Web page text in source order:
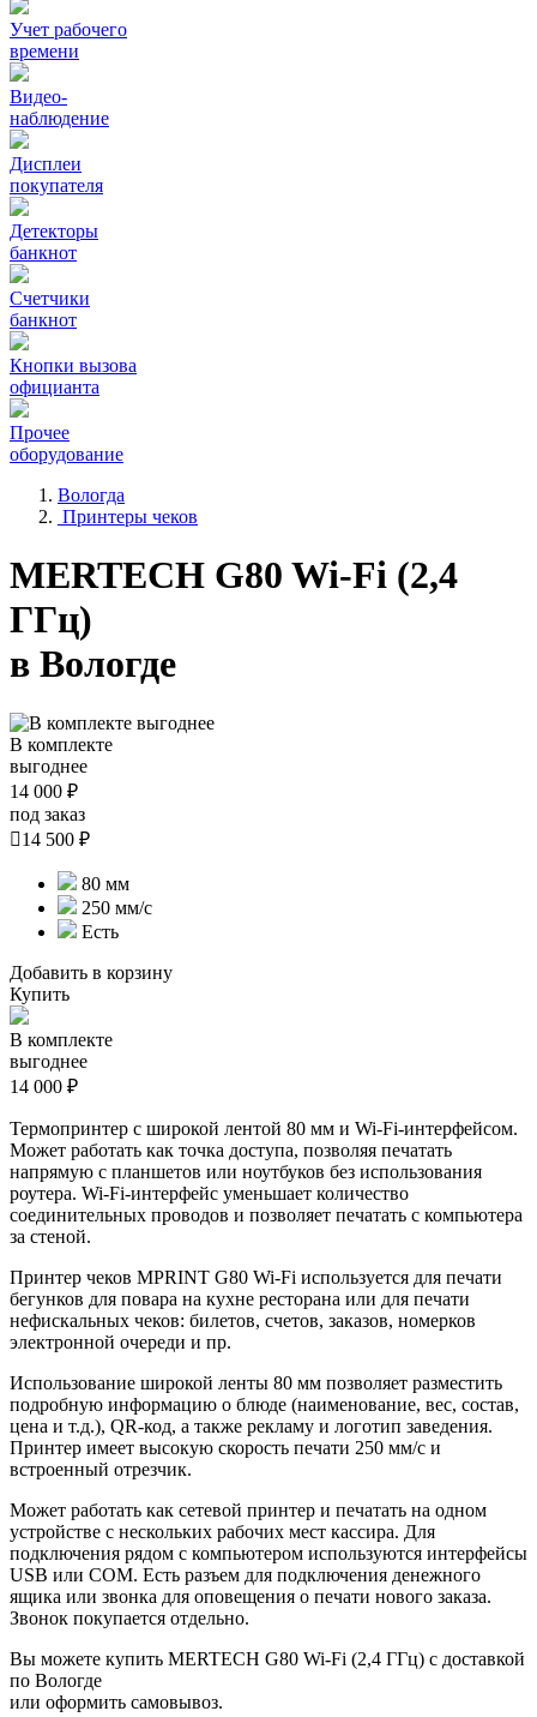
Учет рабочего
времени
Видео‑
наблюдение
Дисплеи
покупателя
Детекторы
банкнот
Счетчики
банкнот
Кнопки вызова
официанта
Прочее
оборудование
Вологда
Принтеры чеков
MERTECH G80 Wi-Fi (2,4
ГГц)
в Вологде
В комплекте
выгоднее
14 000 ₽
под заказ
14 500 ₽
80 мм
250 мм/с
Есть
Добавить в корзину
Купить
В комплекте
выгоднее
14 000 ₽
Термопринтер с широкой лентой 80 мм и Wi-Fi-интерфейсом.
Может работать как точка доступа, позволяя печатать
напрямую с планшетов или ноутбуков без использования
роутера. Wi-Fi-интерфейс уменьшает количество
соединительных проводов и позволяет печатать с компьютера
за стеной.
Принтер чеков MPRINT G80 Wi-Fi используется для печати
бегунков для повара на кухне ресторана или для печати
нефискальных чеков: билетов, счетов, заказов, номерков
электронной очереди и пр.
Использование широкой ленты 80 мм позволяет разместить
подробную информацию о блюде (наименование, вес, состав,
цена и т.д.), QR-код, а также рекламу и логотип заведения.
Принтер имеет высокую скорость печати 250 мм/с и
встроенный отрезчик.
Может работать как сетевой принтер и печатать на одном
устройстве с нескольких рабочих мест кассира. Для
подключения рядом с компьютером используются интерфейсы
USB или COM. Есть разъем для подключения денежного
ящика или звонка для оповещения о печати нового заказа.
Звонок покупается отдельно.
Вы можете купить MERTECH G80 Wi-Fi (2,4 ГГц) с доставкой
по Вологде
или оформить самовывоз.